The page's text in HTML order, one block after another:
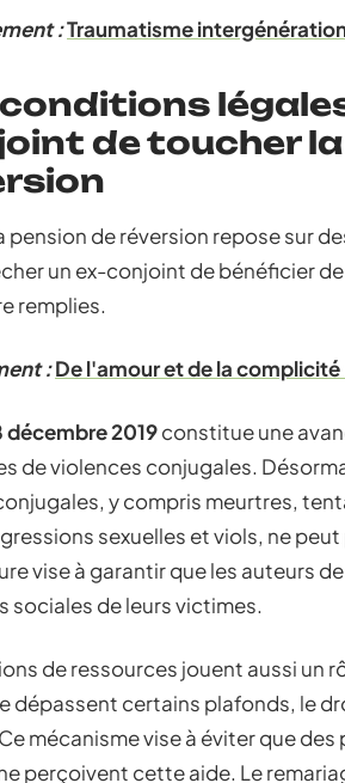
:Traumatisme
de toucher
pension de réversion repose sur
un ex-conjoint de bénéficier
remplies.
:De l'amour et de la
décembre 2019constitue une
de violences conjugales.
y compris meurtres,
sexuelles et viols, ne
vise à garantir que les auteurs
sociales de leurs victimes.
de ressources jouent aussi un
dépassent certains plafonds, le
mécanisme vise à éviter que
perçoivent cette aide. Le